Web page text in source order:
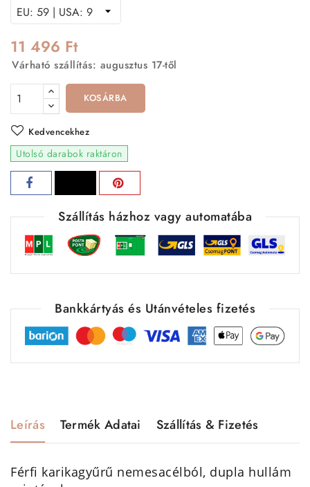
11 496 Ft
Várható szállítás: augusztus 17-től
KOSÁRBA
Kedvencekhez
Utolsó darabok raktáron
Szállítás házhoz vagy automatába
Bankkártyás és Utánvételes fizetés
Leírás Termék Adatai Szállítás & Fizetés
Férfi karikagyűrű nemesacélból, dupla hullám